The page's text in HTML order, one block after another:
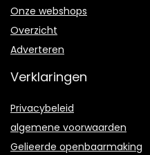
Onze webshops
Overzicht
Adverteren
Verklaringen
Privacybeleid
algemene voorwaarden
Gelieerde openbaarmaking